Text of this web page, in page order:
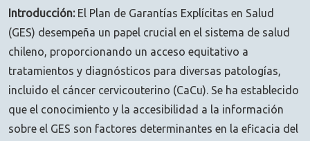
Introducción: El Plan de Garantías Explícitas en Salud
(GES) desempeña un papel crucial en el sistema de salud
chileno, proporcionando un acceso equitativo a
tratamientos y diagnósticos para diversas patologías,
incluido el cáncer cervicouterino (CaCu). Se ha establecido
que el conocimiento y la accesibilidad a la información
sobre el GES son factores determinantes en la eficacia del